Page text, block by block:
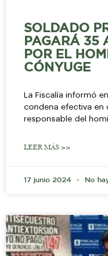
SOLDADO
PAGARÁ 35
POR EL
CÓNYUGE
La Fiscalía informó
condena efectiva en
responsable del
LEER MÁS >>
17 junio 2024 No